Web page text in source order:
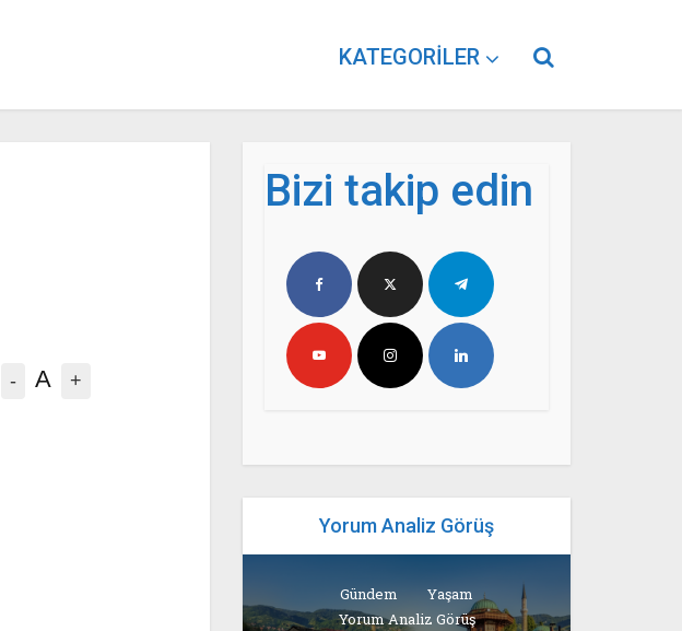
KATEGORILER
- A +
Bizi takip edin
Yorum Analiz Görüş
Gündem
Yaşam
Yorum Analiz Görüş